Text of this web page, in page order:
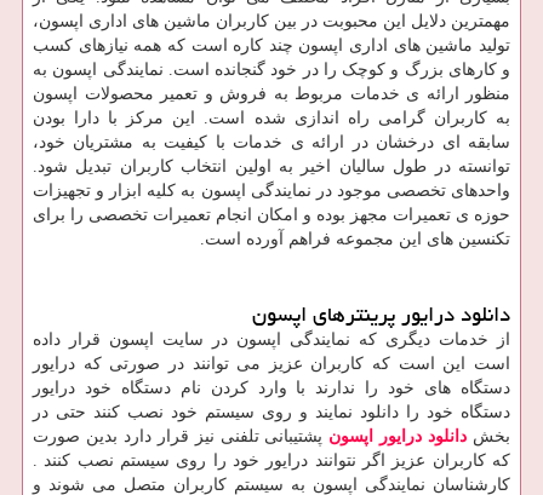
مهمترین دلایل این محبوبت در بین کاربران ماشین های اداری اپسون،
تولید ماشین های اداری اپسون چند کاره است که همه نیازهای کسب
و کارهای بزرگ و کوچک را در خود گنجانده است. نمایندگی اپسون به
منظور ارائه ی خدمات مربوط به فروش و تعمیر محصولات اپسون
به کاربران گرامی راه اندازی شده است. این مرکز با دارا بودن
سابقه ای درخشان در ارائه ی خدمات با کیفیت به مشتریان خود،
توانسته در طول سالیان اخیر به اولین انتخاب کاربران تبدیل شود.
واحدهای تخصصی موجود در نمایندگی اپسون به کلیه ابزار و تجهیزات
حوزه ی تعمیرات مجهز بوده و امکان انجام تعمیرات تخصصی را برای
تکنسین های این مجموعه فراهم آورده است.
دانلود درایور پرینترهای اپسون
از خدمات دیگری که نمایندگی اپسون در سایت اپسون قرار داده
است این است که کاربران عزیز می توانند در صورتی که درایور
دستگاه های خود را ندارند با وارد کردن نام دستگاه خود درایور
دستگاه خود را دانلود نمایند و روی سیستم خود نصب کنند حتی در
بخش دانلود درایور اپسون پشتیبانی تلفنی نیز قرار دارد بدین صورت
که کاربران عزیز اگر نتوانند درایور خود را روی سیستم نصب کنند .
کارشناسان نمایندگی اپسون به سیستم کاربران متصل می شوند و